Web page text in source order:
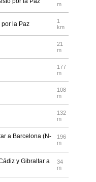
m
por la Paz
1
km
21
m
177
m
108
m
132
m
a Barcelona (N-
196
m
y Gibraltar a
34
m